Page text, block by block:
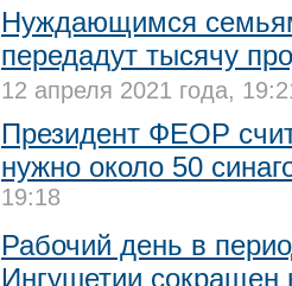
Нуждающимся
передадут тысячу
12 апреля 2021 года,
Президент ФЕОР
нужно около 50
19:18
Рабочий день в
Ингушетии сокращен